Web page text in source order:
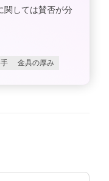
関しては賛否が分
金具の厚み